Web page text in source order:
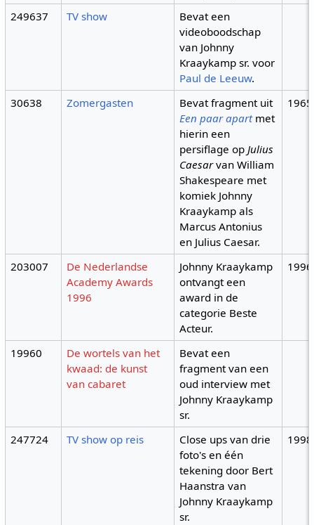
249637
TV show
Bevat een
videoboodschap
van Johnny
Kraaykamp sr. voor
Paul de Leeuw.
30638
Zomergasten
Bevat fragment uit
Een paar apartmet
hierin een
persiflage opJulius
Caesarvan William
Shakespeare met
komiek Johnny
Kraaykamp als
Marcus Antonius
en Julius Caesar.
1965
203007
De Nederlandse
Academy Awards
1996
Johnny Kraaykamp
ontvangt een
award in de
categorie Beste
Acteur.
1996
19960
De wortels van het
kwaad: de kunst
van cabaret
Bevat een
fragment van een
oud interview met
Johnny Kraaykamp
sr.
247724
TV show op reis
Close ups van drie
foto's en één
tekening door Bert
Haanstra van
Johnny Kraaykamp
sr.
1998